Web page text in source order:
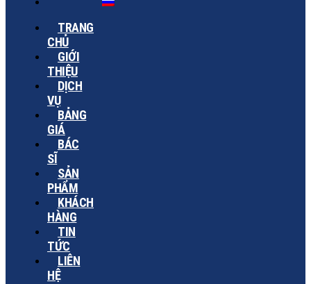
TRANG
CHỦ
GIỚI
THIỆU
DỊCH
VỤ
BẢNG
GIÁ
BÁC
SĨ
SẢN
PHẨM
KHÁCH
HÀNG
TIN
TỨC
LIÊN
HỆ